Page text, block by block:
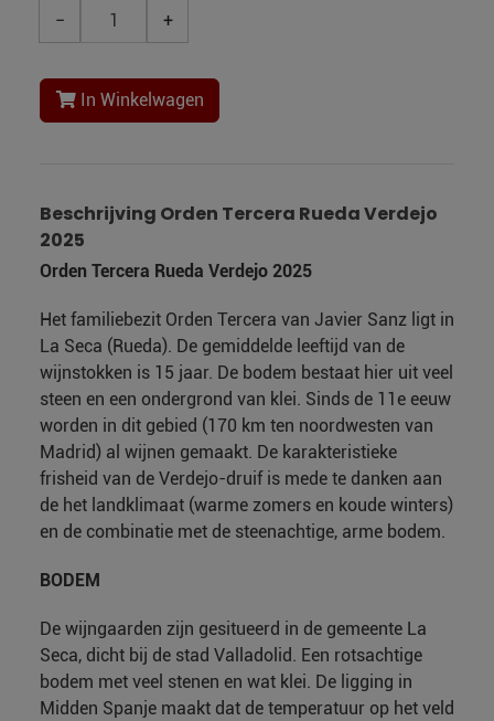
− +
In Winkelwagen
Beschrijving Orden Tercera Rueda Verdejo
2025
Orden Tercera Rueda Verdejo 2025
Het familiebezit Orden Tercera van Javier Sanz ligt in
La Seca (Rueda). De gemiddelde leeftijd van de
wijnstokken is 15 jaar. De bodem bestaat hier uit veel
steen en een ondergrond van klei. Sinds de 11e eeuw
worden in dit gebied (170 km ten noordwesten van
Madrid) al wijnen gemaakt. De karakteristieke
frisheid van de Verdejo-druif is mede te danken aan
de het landklimaat (warme zomers en koude winters)
en de combinatie met de steenachtige, arme bodem.
BODEM
De wijngaarden zijn gesitueerd in de gemeente La
Seca, dicht bij de stad Valladolid. Een rotsachtige
bodem met veel stenen en wat klei. De ligging in
Midden Spanje maakt dat de temperatuur op het veld